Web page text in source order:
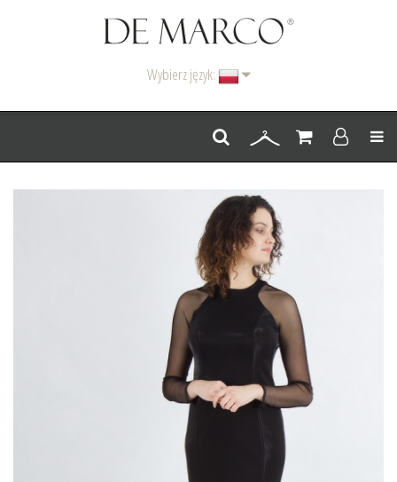
Wybierz język:
Menu